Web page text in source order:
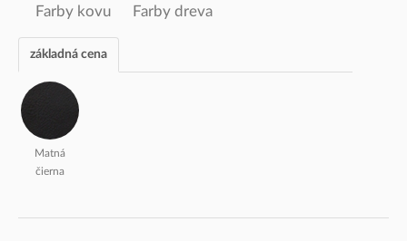
Farby kovu Farby dreva
základná cena
Matná
čierna